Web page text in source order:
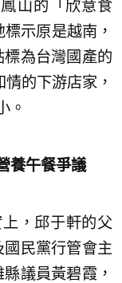
山的「欣意食
示原是越南，
為台灣國產的
的下游店家，
。
養午餐爭議
，邱于軒的父
民黨行管會主
議員黃碧霞，